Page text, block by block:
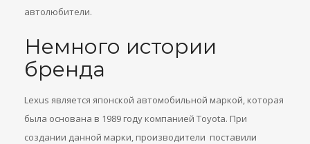
автолюбители.
Немного истории
бренда
Lexus является японской автомобильной маркой, которая
была основана в 1989 году компанией Toyota. При
создании данной марки, производители поставили